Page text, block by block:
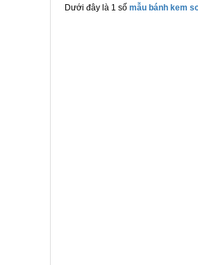
Dưới đây là 1 số mẫu bánh kem